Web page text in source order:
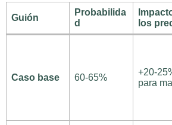
Guión
Probabilida
d
los
Caso base 60-65%
+20-
para